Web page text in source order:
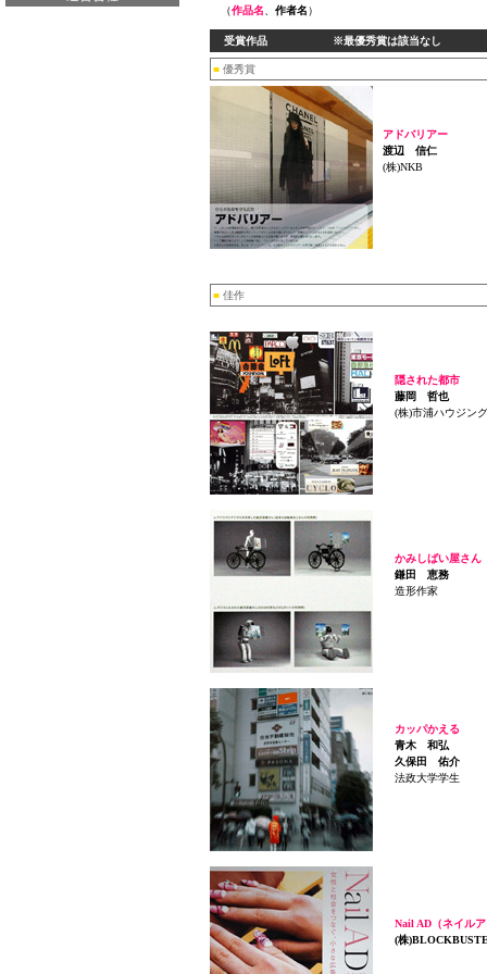
（作品名 作者名）
受賞作品 ※最優秀賞は該当なし
■ 優秀賞
アドバリアー
渡辺 信仁
(株)NKB
■ 佳作
隠された都市
藤岡 哲也
(株)市浦ハウジン
かみしばい屋さん
鎌田 恵務
造形作家
カッパかえる
青木 和弘
久保田 佑介
法政大学学生
Nail AD（ネイルア
(株